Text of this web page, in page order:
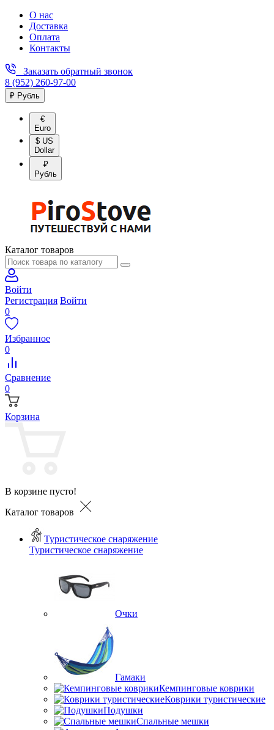
О нас
Доставка
Оплата
Контакты
Заказать обратный звонок
8 (952) 260-97-00
₽ Рубль
€
Euro
$ US
Dollar
₽
Рубль
Каталог товаров
Войти
Регистрация Войти
0
Избранное
0
Сравнение
0
Корзина
В корзине пусто!
Каталог товаров
Туристическое снаряжение
Туристическое снаряжение
Очки
Гамаки
Кемпинговые коврики
Коврики туристические
Подушки
Спальные мешки